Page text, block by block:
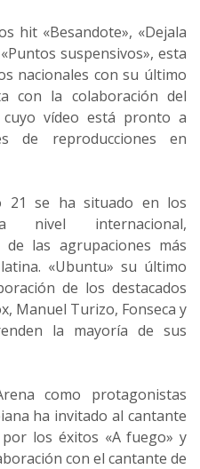
hit «Besandote», «Dejala
suspensivos», esta
nacionales con su último
con la colaboración del
vídeo está pronto a
de reproducciones en
21 se ha situado en los
nivel internacional,
las agrupaciones más
«Ubuntu» su último
de los destacados
Manuel Turizo, Fonseca y
la mayoría de sus
como protagonistas
ha invitado al cantante
los éxitos «A fuego» y
con el cantante de